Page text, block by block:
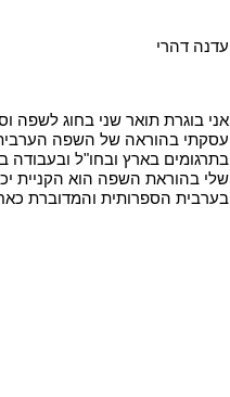
עדנה דהרי
אני בוגרת תואר שני בחוג לשפה
עסקתי בהוראה של השפה
בתרגומים בארץ ובחו"ל ובעבודה
שלי בהוראת השפה הוא הקניית
בערבית הספרותית והמדוברת